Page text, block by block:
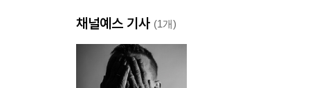
16. 삼국사기 권 제16 : 고구려본기 제4
17. 삼국사기 권 제17 : 고구려본기 제5
18. 삼국사기 권 제18 : 고구려본기 제6
19. 삼국사기 권 제19 : 고구려본기 제7
채널예스 기사 (1개)